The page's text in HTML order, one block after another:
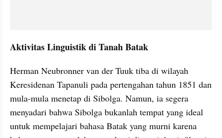
Aktivitas Linguistik di Tanah Batak
Herman Neubronner van der Tuuk tiba di wilayah
Keresidenan Tapanuli pada pertengahan tahun 1851 dan
mula-mula menetap di Sibolga. Namun, ia segera
menyadari bahwa Sibolga bukanlah tempat yang ideal
untuk mempelajari bahasa Batak yang murni karena